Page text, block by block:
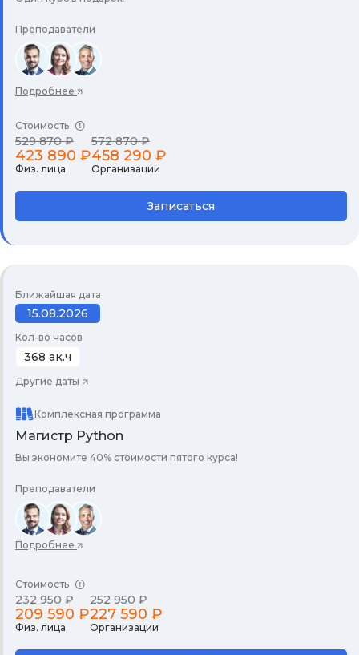
Преподаватели
Подробнее
Стоимость
529 870 ₽
423 890 ₽
Физ. лица
572 870 ₽
458 290 ₽
Организации
Записаться
Ближайшая дата
15.08.2026
Кол-во часов
368 ак.ч
Другие даты
Комплексная программа
Магистр Python
Вы экономите 40% стоимости пятого курса!
Преподаватели
Подробнее
Стоимость
232 950 ₽
209 590 ₽
Физ. лица
252 950 ₽
227 590 ₽
Организации